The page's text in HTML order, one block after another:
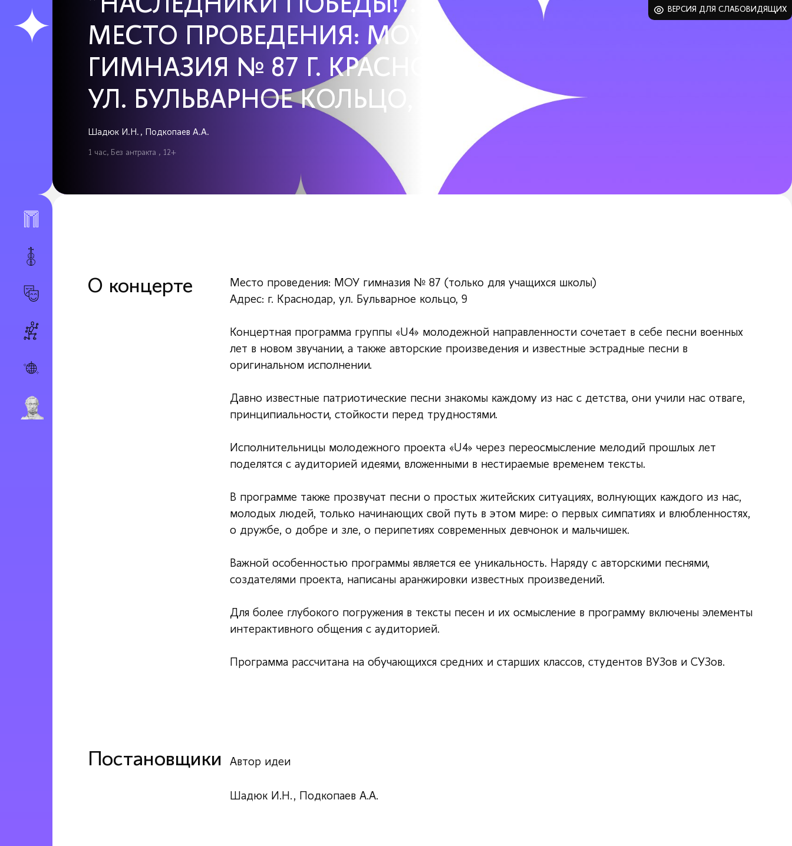
ВЕРСИЯ ДЛЯ СЛАБОВИДЯЩИХ
"НАСЛЕДНИКИ ПОБЕДЫ!".
МЕСТО ПРОВЕДЕНИЯ: МОУ
ГИМНАЗИЯ № 87 Г. КРАСНОДАР,
УЛ. БУЛЬВАРНОЕ КОЛЬЦО, 9
Шадюк И.Н., Подкопаев А.А.
1 час, Без антракта , 12+
О концерте
Место проведения: МОУ гимназия № 87 (только для учащихся школы)
Адрес: г. Краснодар, ул. Бульварное кольцо, 9
Концертная программа группы «U4» молодежной направленности сочетает в себе песни военных
лет в новом звучании, а также авторские произведения и известные эстрадные песни в
оригинальном исполнении.
Давно известные патриотические песни знакомы каждому из нас с детства, они учили нас отваге,
принципиальности, стойкости перед трудностями.
Исполнительницы молодежного проекта «U4» через переосмысление мелодий прошлых лет
поделятся с аудиторией идеями, вложенными в нестираемые временем тексты.
В программе также прозвучат песни о простых житейских ситуациях, волнующих каждого из нас,
молодых людей, только начинающих свой путь в этом мире: о первых симпатиях и влюбленностях,
о дружбе, о добре и зле, о перипетиях современных девчонок и мальчишек.
Важной особенностью программы является ее уникальность. Наряду с авторскими песнями,
создателями проекта, написаны аранжировки известных произведений.
Для более глубокого погружения в тексты песен и их осмысление в программу включены элементы
интерактивного общения с аудиторией.
Программа рассчитана на обучающихся средних и старших классов, студентов ВУЗов и СУЗов.
Постановщики Автор идеи
Шадюк И.Н., Подкопаев А.А.